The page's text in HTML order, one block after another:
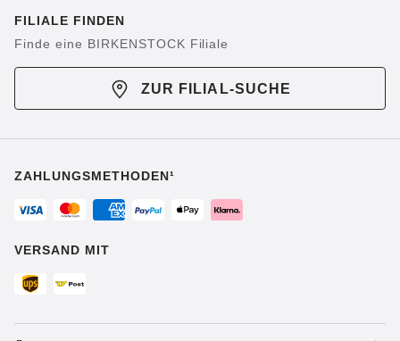
FILIALE FINDEN
Finde eine BIRKENSTOCK Filiale
ZUR FILIAL-SUCHE
ZAHLUNGSMETHODEN¹
VERSAND MIT